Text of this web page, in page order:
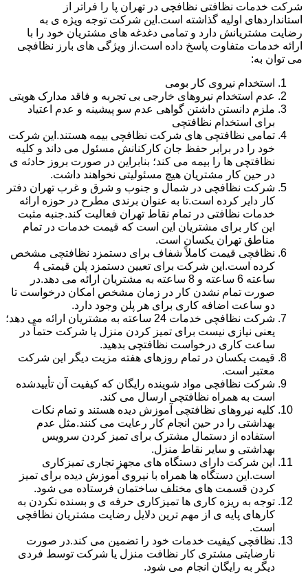
شرکت خدمات نظافتی نظافچی در تهران پا را فراتر از
استانداردهای اولیه گذاشته است.این شرکت توجه ویژه ی به
رضایت مشتریانش دارد و تمامی دغدغه های مشتریان خود را با
ارائه خدمات متفاوت پاسخ داده است.از ویژگی های بارز نظافچی
می توان به:
استخدام نیروی کار بومی
عدم استخدام نیروهای خارجی بی تجربه و فاقد مدارک هویتی
ملزم دانستن داشتن گواهی عدم سو پیشینه و عدم اعتیاد
برای استخدام نظافتچی
تمامی نظافتچی های شرکت نظافچی بیمه هستند.این شرکت
خود را در برابر حفظ جان کارکنانش مسئول می داند و کلیه
نظافتچی ها را بیمه می کند؛ بنابراین در صورت بروز حادثه ی
در حین کار مشتریان هیچ مسئولیتی نخواهند داشت.
شرکت نظافچی در شمال و جنوب و شرق و غرب تهران دفتر
کار دایر کرده است.تا به عنوان برندی مطرح در حوزه ارائه
خدمات نظافتی در تمام نقاط تهران فعالیت کند.جنبه مثبت
این کار برای مشتریان این است که قیمت خدمات در تمام
مناطق تهران یکسان است.
نظافچی قیمت کاملاً شفاف برای دستمزد نظافتچی مشخص
کرده است.این شرکت برای تعیین دستمزد پلن قیمتی 4
ساعته 6 ساعته و 8 ساعته به مشتریان ارائه می دهد.در
صورت تمام نشدن کار در زمان مشخص امکان درخواست تا
دو ساعت اضافه کاری برای هر پلن وجود دارد.
شرکت نظافچی خدمات 24 ساعته به مشتریان ارائه می دهد؛
یعنی نیازی نیست برای تمیز کردن منزل یا شرکت حتماً در
ساعت کاری درخواست نظافتچی بدهید.
قیمت یکسان در تمام روزهای هفته مزیت دیگر این شرکت
معتبر است.
شرکت نظافچی مواد شوینده رایگان که کیفیت آن تأییدشده
است به همراه نظافتچی ارسال می کند.
کلیه نیروهای نظافتچی آموزش دیده هستند و تمام نکات
بهداشتی را در حین انجام کار رعایت می کنند.مثل عدم
استفاده از دستمال مشترک برای تمیز کردن سرویس
بهداشتی و سایر نقاط منزل.
این شرکت دارای دستگاه های مجهز تجاری تمیزکاری
است.این دستگاه ها همراه با نیروی آموزش دیده برای تمیز
کردن قسمت های مختلف ساختمان فرستاده می شود.
توجه به ریزه کاری ها تمیزکاری حرفه ی و بسنده نکردن به
کارهای پایه ی از مهم ترین دلایل رضایت مشتریان نظافچی
است.
نظافچی کیفیت خدمات خود را تضمین می کند.در صورت
نارضایتی مشتری کار نظافت منزل یا شرکت توسط فردی
دیگر به رایگان انجام می شود.